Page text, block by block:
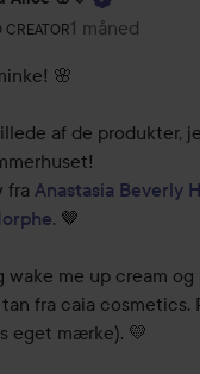
CREATOR
rolle: Lyko Creator.
1 måned
Posten blev
🌸
af de produkter,
fra Anastasia Beverly
. 🤎
wake me up cream
fra caia cosmetics.
eget mærke). 💛